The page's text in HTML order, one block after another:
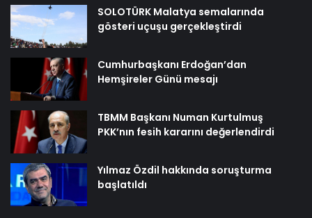
SOLOTÜRK Malatya semalarında
gösteri uçuşu gerçekleştirdi
Cumhurbaşkanı Erdoğan’dan
Hemşireler Günü mesajı
TBMM Başkanı Numan Kurtulmuş
PKK’nın fesih kararını değerlendirdi
Yılmaz Özdil hakkında soruşturma
başlatıldı